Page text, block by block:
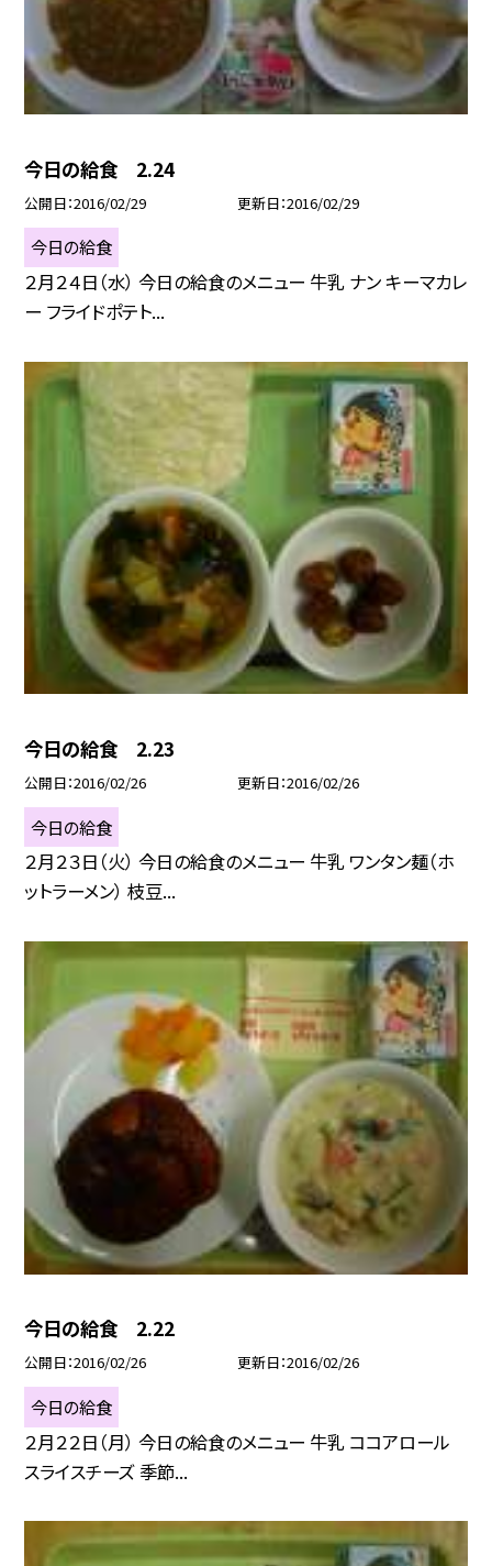
今日の給食 2.24
公開日 2016/02/29 更新日 2016/02/29
今日の給食
２月２４日（水） 今日の給食のメニュー 牛乳 ナン キーマカレ
ー フライドポテト...
今日の給食 2.23
公開日 2016/02/26 更新日 2016/02/26
今日の給食
２月２３日（火） 今日の給食のメニュー 牛乳 ワンタン麺（ホ
ットラーメン） 枝豆...
今日の給食 2.22
公開日 2016/02/26 更新日 2016/02/26
今日の給食
２月２２日（月） 今日の給食のメニュー 牛乳 ココアロール
スライスチーズ 季節...